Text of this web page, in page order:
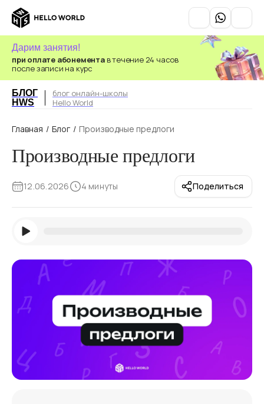
при оплате абонементав течение 24 часов
после записи на курс
Дарим занятия!
БЛОГ
HWS
блог онлайн-школы
Hello World
Главная / Блог / Производные предлоги
Производные предлоги
12.06.2026 4 минуты Поделиться